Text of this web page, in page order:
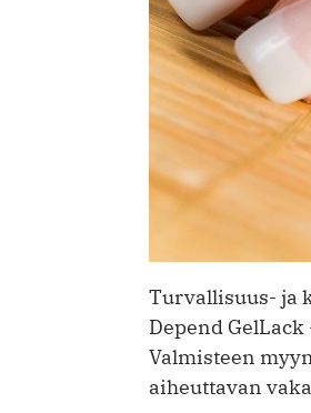
Turvallisuus- ja
Depend
Valmisteen
aiheuttavan